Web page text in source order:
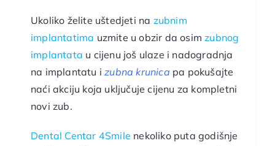
Ukoliko želite uštedjeti na zubnim
implantatima uzmite u obzir da osimzubnog
implantata u cijenu još ulaze i nadogradnja
na implantatu izubna krunica pa pokušajte
naći akciju koja uključuje cijenu za kompletni
novi zub.
Dental Centar 4Smile nekoliko puta godišnje